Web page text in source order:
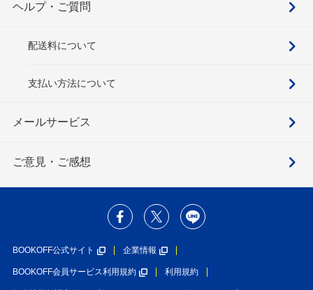
ヘルプ・ご質問
配送料について
支払い方法について
メールサービス
ご意見・ご感想
BOOKOFF公式サイト 企業情報
BOOKOFF会員サービス利用規約 利用規約